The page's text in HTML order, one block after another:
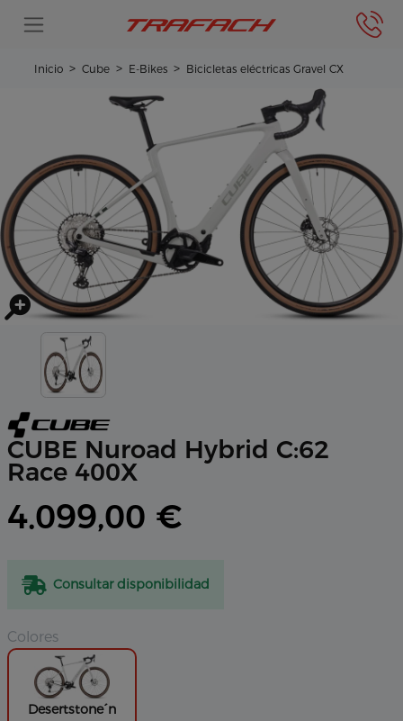
Inicio Cube E-Bikes Bicicletas eléctricas Gravel CX
CUBE Nuroad Hybrid C:62
Race 400X
4.099,00 €
Consultar disponibilidad
Colores
Desertstone´n